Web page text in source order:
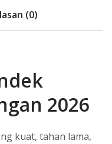
(0)
2026
kuat, tahan lama,